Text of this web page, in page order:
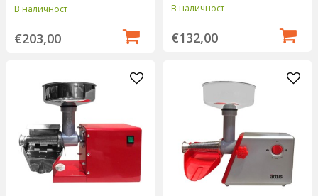
В наличност
€203,00
В наличност
€132,00